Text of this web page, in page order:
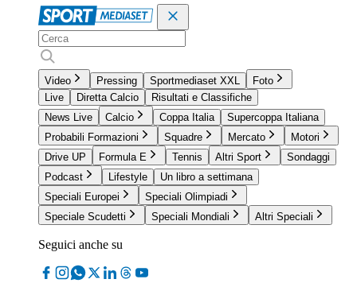
Video Pressing Sportmediaset XXL
Foto
Live
Diretta Calcio
Risultati e Classifiche
News Live
Calcio Coppa Italia
Supercoppa Italiana
Probabili Formazioni
Squadre Mercato
Motori
Drive UP
Formula E Tennis Altri Sport
Sondaggi
Podcast
Lifestyle
Un libro a settimana
Speciali Europei
Speciali Olimpiadi
Speciale Scudetti
Speciali Mondiali Altri Speciali
Seguici anche su